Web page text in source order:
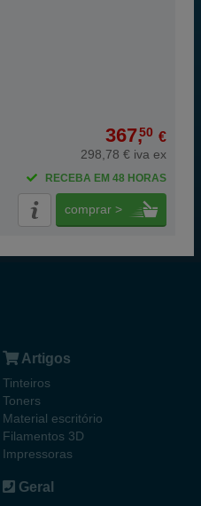
367,50 €
298,78 € iva ex
RECEBA EM 48 HORAS
comprar >
Artigos
Tinteiros
Toners
Material escritório
Filamentos 3D
Impressoras
Geral